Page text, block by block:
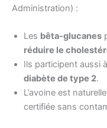
Administration) :
Les bêta-glucanes
réduire le
Ils participent aussi à
diabète de type 2.
L’avoine est
certifiée sans